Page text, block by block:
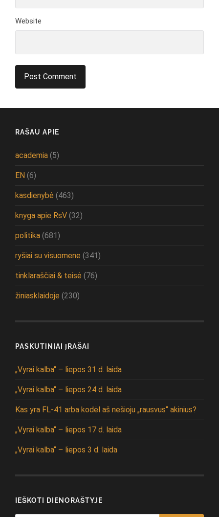
Website
RAŠAU APIE
academia (5)
EN (6)
kasdienybė (463)
knyga apie RsV (32)
politika (681)
ryšiai su visuomene (341)
tinklaraščiai & teisė (76)
žiniasklaidoje (230)
PASKUTINIAI ĮRAŠAI
„Vyrai kalba“ – liepos 31 d. laida
„Vyrai kalba“ – liepos 24 d. laida
Kas yra FL-41 arba kodėl aš nešioju „rausvus“ akinius?
„Vyrai kalba“ – liepos 17 d. laida
„Vyrai kalba“ – liepos 3 d. laida
IEŠKOTI DIENORAŠTYJE